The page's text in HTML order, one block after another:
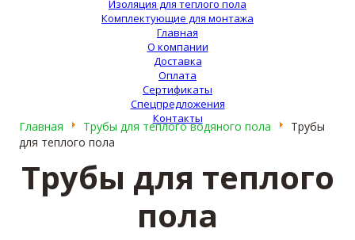
Изоляция для теплого пола
Комплектующие для монтажа
Главная
О компании
Доставка
Оплата
Сертификаты
Спецпредложения
Контакты
Главная Трубы для теплого водяного пола
Трубы
для теплого пола
Трубы для теплого
пола